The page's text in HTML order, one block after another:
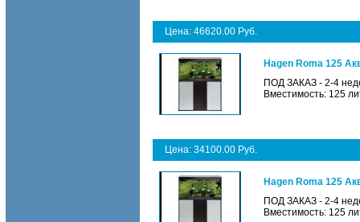
Цена: 46620.00 Руб.
Hagen Roma 125
ПОД ЗАКАЗ - 2-4
Вместимость: 125
Цена: 34100.00 Руб.
Hagen Roma 125
ПОД ЗАКАЗ - 2-4
Вместимость: 125